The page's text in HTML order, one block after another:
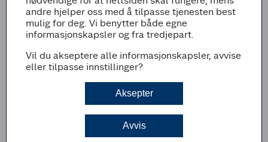
membranen, og fjern stilken. Finhakk chilien
og ha den i en liten gryte sammen med
hvitløk, ingefær, soyasaus, sesamolje, brunt
Kok opp på middels varme, rør en gang
iblant, og la blandingen småputre i ca. 10
minutter.
La glazen avkjøles på kjøkkenbenken mens
du tilbereder steambuns og snitter
grønnsaker, den vil tykne litt etterhvert som
den avkjøler.
andre hjelper oss med å tilpasse tjenesten best
mulig for deg. Vi benytter både egne
informasjonskapsler og fra tredjepart.
Vil du akseptere alle informasjonskapsler, avvise
eller tilpasse innstillinger?
Aksepter
Avvis